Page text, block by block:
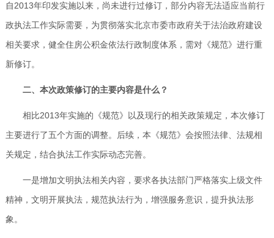
自2013年印发实施以来，尚未进行过修订，部分内容无法适应当前行
政执法工作实际需要，为贯彻落实北京市委市政府关于法治政府建设
相关要求，健全住房公积金依法行政制度体系，需对《规范》进行重
新修订。
二、本次政策修订的主要内容是什么？
相比2013年实施的《规范》以及现行的相关政策规定，本次修订
主要进行了五个方面的调整。后续，本《规范》会按照法律、法规相
关规定，结合执法工作实际动态完善。
一是增加文明执法相关内容，要求各执法部门严格落实上级文件
精神，文明开展执法，规范执法行为，增强服务意识，提升执法形
象。